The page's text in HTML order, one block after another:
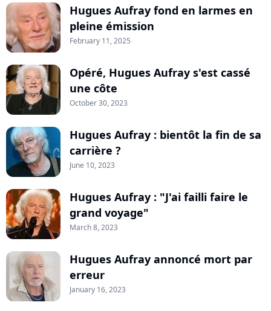
Hugues Aufray fond en larmes en
pleine émission
February 11, 2025
Opéré, Hugues Aufray s'est cassé
une côte
October 30, 2023
Hugues Aufray : bientôt la fin de sa
carrière ?
June 10, 2023
Hugues Aufray : "J'ai failli faire le
grand voyage"
March 8, 2023
Hugues Aufray annoncé mort par
erreur
January 16, 2023